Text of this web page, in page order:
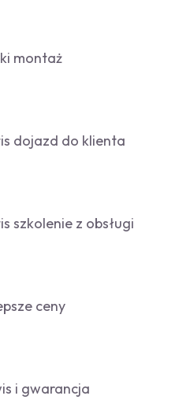
montaż
dojazd do klienta
szkolenie z obsługi
ceny
i gwarancja